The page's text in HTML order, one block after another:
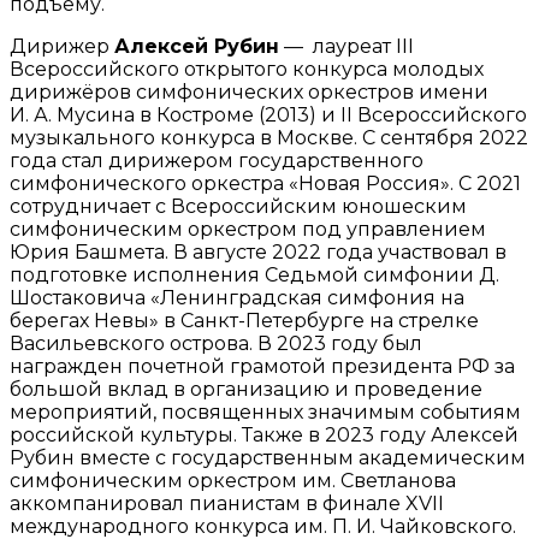
Дирижер Алексей Рубин — лауреат III
Всероссийского открытого конкурса молодых
дирижёров симфонических оркестров имени
И. А. Мусина в Костроме (2013) и II Всероссийского
музыкального конкурса в Москве. С сентября 2022
года стал дирижером государственного
симфонического оркестра «Новая Россия». С 2021
сотрудничает с Всероссийским юношеским
симфоническим оркестром под управлением
Юрия Башмета. В августе 2022 года участвовал в
подготовке исполнения Седьмой симфонии Д.
Шостаковича «Ленинградская симфония на
берегах Невы» в Санкт-Петербурге на стрелке
Васильевского острова. В 2023 году был
награжден почетной грамотой президента РФ за
большой вклад в организацию и проведение
мероприятий, посвященных значимым событиям
российской культуры. Также в 2023 году Алексей
Рубин вместе с государственным академическим
симфоническим оркестром им. Светланова
аккомпанировал пианистам в финале XVII
международного конкурса им. П. И. Чайковского.